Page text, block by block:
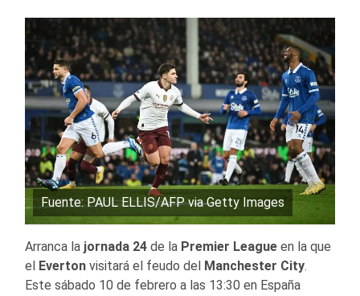
Fuente: PAUL ELLIS/AFP via Getty Images
Arranca la jornada 24 de la Premier League en la que
el Everton visitará el feudo del Manchester City.
Este sábado 10 de febrero a las 13:30 en España